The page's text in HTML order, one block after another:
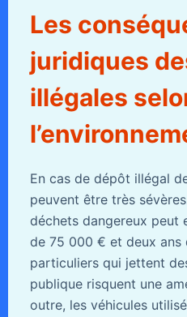
Les
juridiques
illégales
En cas de dépôt illégal
peuvent être très
déchets dangereux peut
de 75 000 € et deux ans
particuliers qui jettent
publique risquent une
outre, les véhicules